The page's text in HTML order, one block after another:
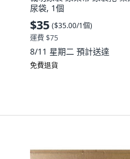
尿袋, 1個
$35 ($35.00/1個)
運費 $75
8/11 星期二 預計送達
免費退貨